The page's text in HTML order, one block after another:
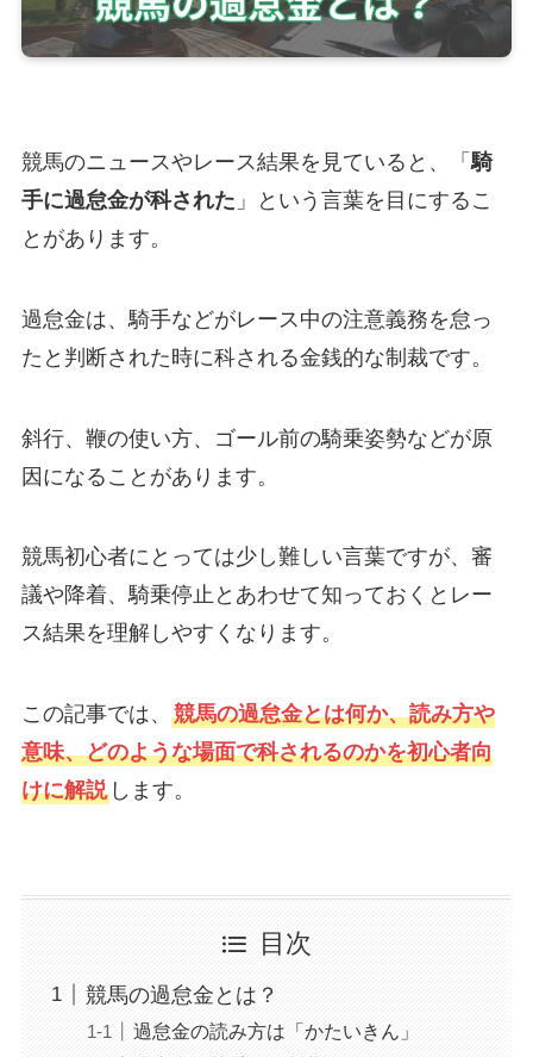
競馬のニュースやレース結果を見ていると、「騎
手に過怠金が科された 」という言葉を目にするこ
とがあります。
過怠金は、騎手などがレース中の注意義務を怠っ
たと判断された時に科される金銭的な制裁です。
斜行、鞭の使い方、ゴール前の騎乗姿勢などが原
因になることがあります。
競馬初心者にとっては少し難しい言葉ですが、審
議や降着、騎乗停止とあわせて知っておくとレー
ス結果を理解しやすくなります。
この記事では、 競馬の過怠金とは何か、読み方や
意味、どのような場面で科されるのかを初心者向
けに解説します。
目次
競馬の過怠金とは？
過怠金の読み方は「かたいきん」